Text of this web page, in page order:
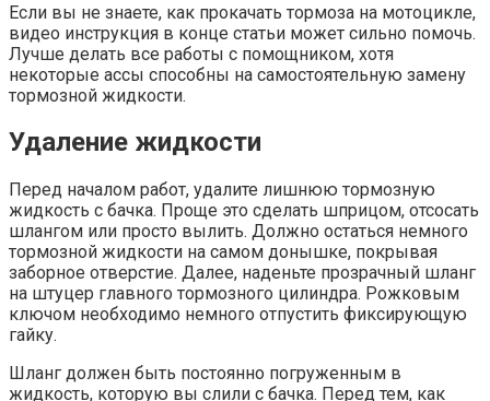
Если вы не знаете, как прокачать тормоза на мотоцикле,
видео инструкция в конце статьи может сильно помочь.
Лучше делать все работы с помощником, хотя
некоторые ассы способны на самостоятельную замену
тормозной жидкости.
Удаление жидкости
Перед началом работ, удалите лишнюю тормозную
жидкость с бачка. Проще это сделать шприцом, отсосать
шлангом или просто вылить. Должно остаться немного
тормозной жидкости на самом донышке, покрывая
заборное отверстие. Далее, наденьте прозрачный шланг
на штуцер главного тормозного цилиндра. Рожковым
ключом необходимо немного отпустить фиксирующую
гайку.
Шланг должен быть постоянно погруженным в
жидкость, которую вы слили с бачка. Перед тем, как